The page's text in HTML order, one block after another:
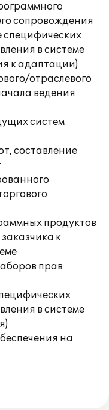
сопровождения
специфических
в системе
к адаптации)
отраслевого
ведения
систем
составление
продуктов
к
прав
в системе
на